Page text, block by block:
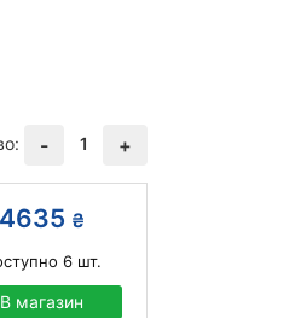
- 1 +
4635 ₴
6шт.
В магазин